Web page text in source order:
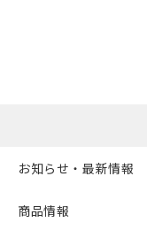
お知らせ・最新情報
商品情報